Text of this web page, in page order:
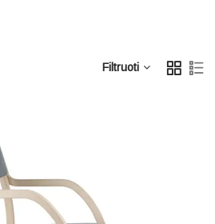
Filtruoti